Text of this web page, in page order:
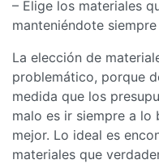
– Elige los materiales
manteniéndote
La elección de
problemático, porque
medida que los
malo es ir siempre a lo
mejor. Lo ideal es
materiales que